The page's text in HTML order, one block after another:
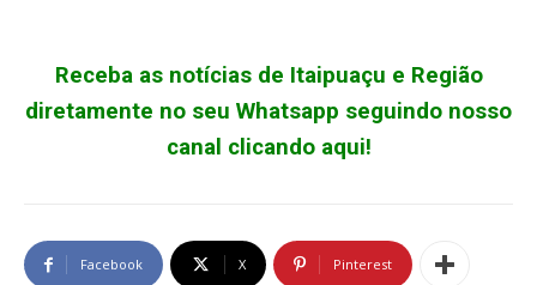
Receba as notícias de Itaipuaçu e Região
diretamente no seu Whatsapp seguindo nosso
canal clicando aqui!
Facebook X Pinterest